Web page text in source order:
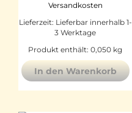
Versandkosten
Lieferzeit: Lieferbar innerhalb 1-
3 Werktage
Produkt enthält: 0,050 kg
In den Warenkorb